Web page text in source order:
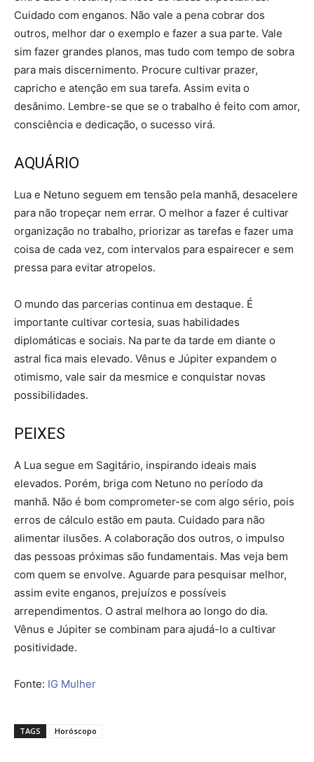
Cuidado com enganos. Não vale a pena cobrar dos
outros, melhor dar o exemplo e fazer a sua parte. Vale
sim fazer grandes planos, mas tudo com tempo de sobra
para mais discernimento. Procure cultivar prazer,
capricho e atenção em sua tarefa. Assim evita o
desânimo. Lembre-se que se o trabalho é feito com amor,
consciência e dedicação, o sucesso virá.
AQUÁRIO
Lua e Netuno seguem em tensão pela manhã, desacelere
para não tropeçar nem errar. O melhor a fazer é cultivar
organização no trabalho, priorizar as tarefas e fazer uma
coisa de cada vez, com intervalos para espairecer e sem
pressa para evitar atropelos.
O mundo das parcerias continua em destaque. É
importante cultivar cortesia, suas habilidades
diplomáticas e sociais. Na parte da tarde em diante o
astral fica mais elevado. Vênus e Júpiter expandem o
otimismo, vale sair da mesmice e conquistar novas
possibilidades.
PEIXES
A Lua segue em Sagitário, inspirando ideais mais
elevados. Porém, briga com Netuno no período da
manhã. Não é bom comprometer-se com algo sério, pois
erros de cálculo estão em pauta. Cuidado para não
alimentar ilusões. A colaboração dos outros, o impulso
das pessoas próximas são fundamentais. Mas veja bem
com quem se envolve. Aguarde para pesquisar melhor,
assim evite enganos, prejuízos e possíveis
arrependimentos. O astral melhora ao longo do dia.
Vênus e Júpiter se combinam para ajudá-lo a cultivar
positividade.
Fonte: IG Mulher
TAGS Horóscopo